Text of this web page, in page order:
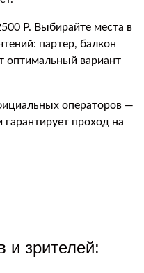
Р. Выбирайте места в
партер, балкон
оптимальный вариант
операторов —
проход на
и зрителей: